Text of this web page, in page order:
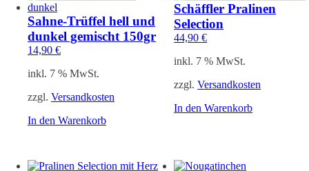
Sahne-Trüffel hell und
dunkel gemischt 150gr
14,90 €
inkl. 7 % MwSt.
zzgl. Versandkosten
In den Warenkorb
Schäffler Pralinen
Selection
44,90€
inkl. 7 % MwSt.
zzgl.Versandkosten
In den Warenkorb